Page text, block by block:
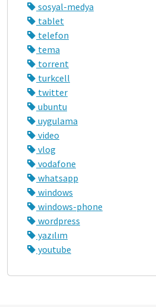
sosyal-medya
tablet
telefon
tema
torrent
turkcell
twitter
ubuntu
uygulama
video
vlog
vodafone
whatsapp
windows
windows-phone
wordpress
yazılım
youtube